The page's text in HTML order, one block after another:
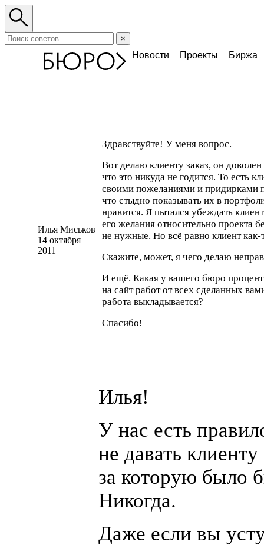
×
Новости Проекты Биржа
Илья Миськов
14 октября
2011
Здравствуйте! У меня вопрос.
Вот делаю клиенту заказ, он
что это никуда не годится. То есть
своими пожеланиями и придирками
что стыдно показывать их в
нравится. Я пытался убеждать
его желания относительно проекта
не нужные. Но всё равно клиенткак-
Скажите, может, я чего делаю
И ещё. Какая у вашего бюро
на сайт работ от всех сделанных
работа выкладывается?
Спасибо!
Илья!
У нас есть
не давать
за которую было
Никогда.
Даже если вы